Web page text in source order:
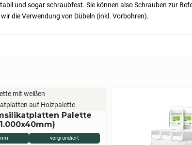
und sogar schraubfest. Sie können also Schrauben zur
die Verwendung von Dübeln (inkl. Vorbohren).
vorgrundiert
Palette